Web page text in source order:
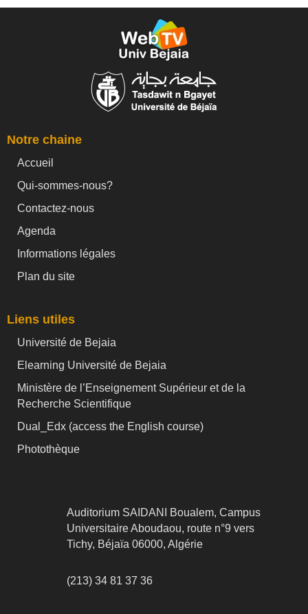
Notre chaine
Accueil
Qui-sommes-nous?
Contactez-nous
Agenda
Informations légales
Plan du site
Liens utiles
Université de Bejaia
Elearning Université de Bejaia
Ministère de l’Enseignement Supérieur et de la
Recherche Scientifique
Dual_Edx (access the English course)
Photothèque
Auditorium SAIDANI Boualem, Campus
Universitaire Aboudaou, route n°9 vers
Tichy, Béjaïa 06000, Algérie
(213) 34 81 37 36